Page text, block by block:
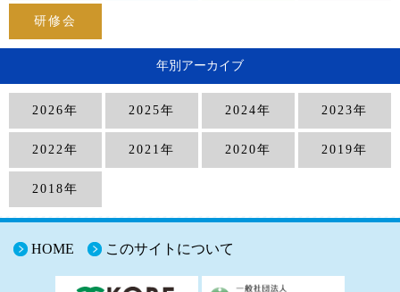
研修会
年別アーカイブ
2026年 2025年 2024年 2023年
2022年 2021年 2020年 2019年
2018年
HOME このサイトについて